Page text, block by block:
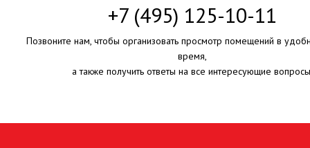
+7 (495) 125-10-11
Позвоните нам, чтобы организовать просмотр помещений в
время,
а также получить ответы на все интересующие